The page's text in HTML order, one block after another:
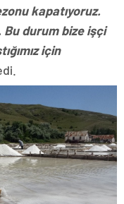
kapatıyoruz.
Bu durum bize işçi
için